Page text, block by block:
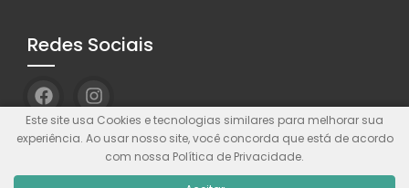
Redes Sociais
Este site usa Cookies e tecnologias similares para melhorar sua
experiência. Ao usar nosso site, você concorda que está de acordo
com nossa Política de Privacidade.